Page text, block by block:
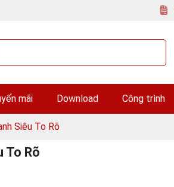
mãi Download Công trình
Siêu To Rõ
To Rõ